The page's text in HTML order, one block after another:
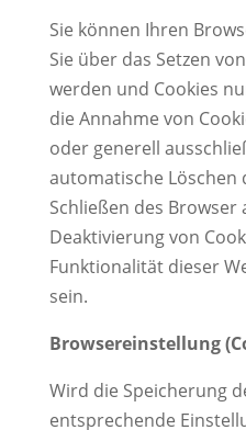
Sie können Ihren
Sie über das Setzen
werden und Cookies
die Annahme von
oder generell
automatische Löschen
Schließen des Browser
Deaktivierung von
Funktionalität dieser
sein.
Browsereinstellung
Wird die Speicherung
entsprechende